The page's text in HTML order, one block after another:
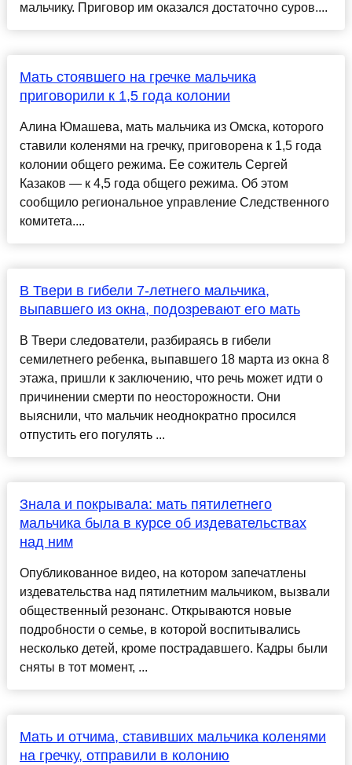
мальчику. Приговор им оказался достаточно суров....
Мать стоявшего на гречке мальчика
приговорили к 1,5 года колонии
Алина Юмашева, мать мальчика из Омска, которого
ставили коленями на гречку, приговорена к 1,5 года
колонии общего режима. Ее сожитель Сергей
Казаков — к 4,5 года общего режима. Об этом
сообщило региональное управление Следственного
комитета....
В Твери в гибели 7-летнего мальчика,
выпавшего из окна, подозревают его мать
В Твери следователи, разбираясь в гибели
семилетнего ребенка, выпавшего 18 марта из окна 8
этажа, пришли к заключению, что речь может идти о
причинении смерти по неосторожности. Они
выяснили, что мальчик неоднократно просился
отпустить его погулять ...
Знала и покрывала: мать пятилетнего
мальчика была в курсе об издевательствах
над ним
Опубликованное видео, на котором запечатлены
издевательства над пятилетним мальчиком, вызвали
общественный резонанс. Открываются новые
подробности о семье, в которой воспитывались
несколько детей, кроме пострадавшего. Кадры были
сняты в тот момент, ...
Мать и отчима, ставивших мальчика коленями
на гречку, отправили в колонию